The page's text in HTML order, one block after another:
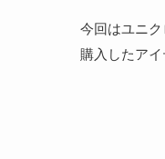
今回はユニ
購入したアイ